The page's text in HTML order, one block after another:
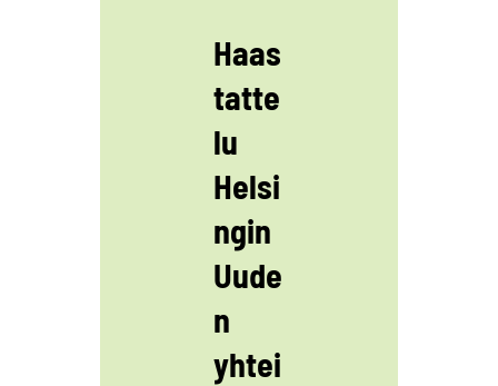
Haas
tatte
lu
Helsi
ngin
Uude
n
yhtei